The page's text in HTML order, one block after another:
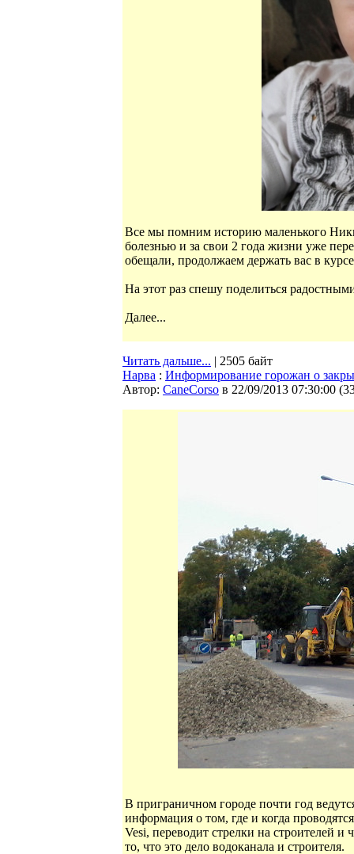
Все мы помним историю маленького
болезнью и за свои 2 года жизни уже
обещали, продолжаем держать вас в
На этот раз спешу поделиться
Далее...
Читать дальше... | 2505 байт
Нарва : Информирование горожан о
Автор: CaneCorso в 22/09/2013 07:30:00 (
В приграничном городе почти год
информация о том, где и когда
Vesi, переводит стрелки на строителей
то, что это дело водоканала и строителя.